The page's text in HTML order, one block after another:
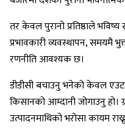
तर केवल पुरानो प्रतिष्ठाले
प्रभावकारी व्यवस्थापन, समयमै
रणनीति आवश्यक छ।
डीडीसी बचाउनु भनेको केवल
किसानको आम्दानी जोगाउनु हो।
उत्पादनमाथिको भरोसा कायम